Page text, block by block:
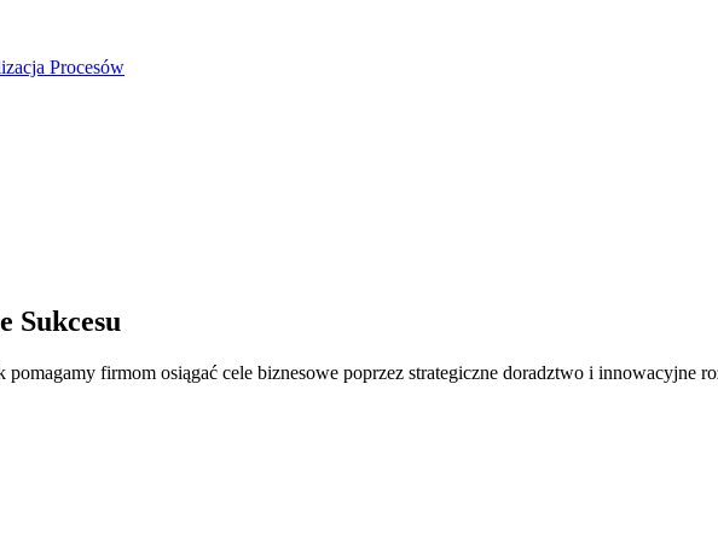
Procesów
Sukcesu
firmom osiągać cele biznesowe poprzez strategiczne doradztwo i innowacyjne